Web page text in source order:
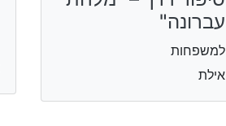
עברונה"
למשפחות
אילת